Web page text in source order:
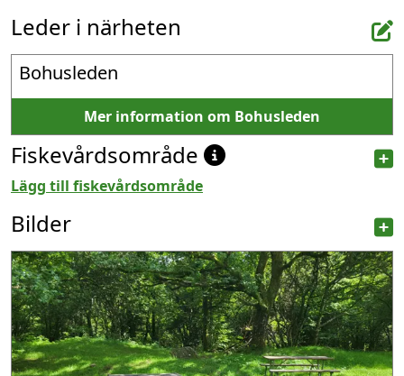
Leder i närheten
Bohusleden
Mer information om Bohusleden
Fiskevårdsområde
Lägg till fiskevårdsområde
Bilder